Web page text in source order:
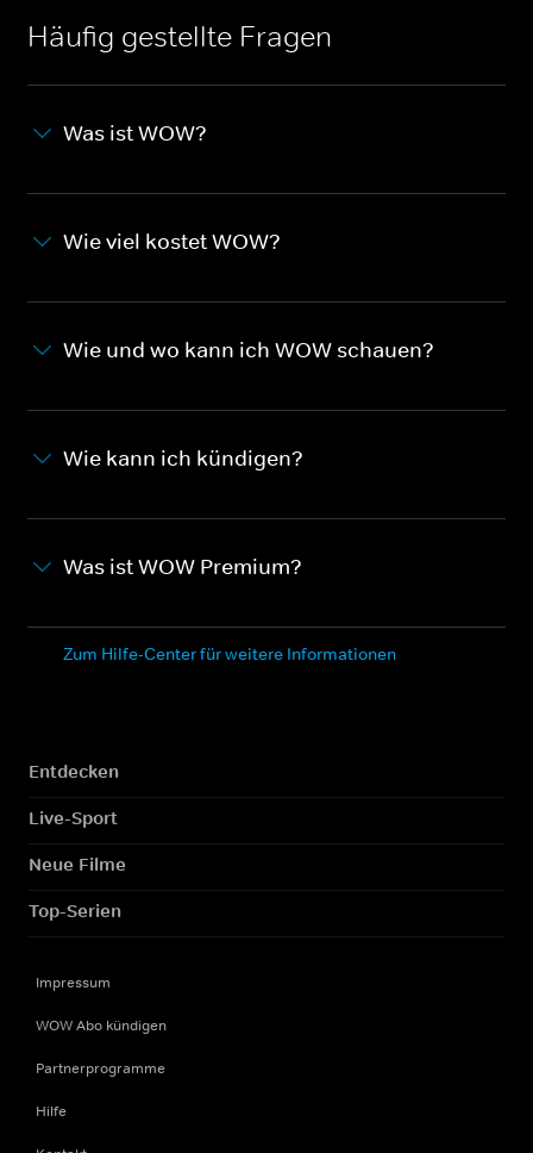
Häufig gestellte Fragen
Was ist WOW?
Wie viel kostet WOW?
Wie und wo kann ich WOW schauen?
Wie kann ich kündigen?
Was ist WOW Premium?
Zum Hilfe-Center für weitere Informationen
Entdecken
Live-Sport
Neue Filme
Top-Serien
Impressum
WOW Abo kündigen
Partnerprogramme
Hilfe